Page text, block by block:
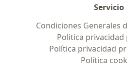
Servicio
Condiciones Generales
Politica privacidad
Política privacidad
Política